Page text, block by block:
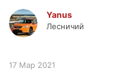
Yanus
Лесничий
17 Мар 2021